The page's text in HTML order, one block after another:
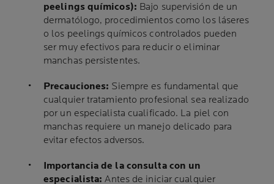
peelings químicos): Bajo supervisión de un
dermatólogo, procedimientos como los láseres
o los peelings químicos controlados pueden
ser muy efectivos para reducir o eliminar
manchas persistentes.
Precauciones: Siempre es fundamental que
cualquier tratamiento profesional sea realizado
por un especialista cualificado. La piel con
manchas requiere un manejo delicado para
evitar efectos adversos.
Importancia de la consulta con un
especialista: Antes de iniciar cualquier